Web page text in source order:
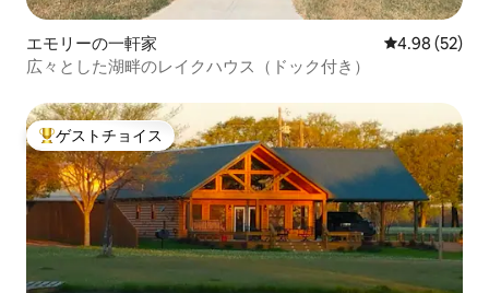
エモリーの一軒家 レビュー52
4.98 (52)
広々とした湖畔のレイクハウス（ドック付き）
大好評のゲストチョイスです。
ゲストチョイス